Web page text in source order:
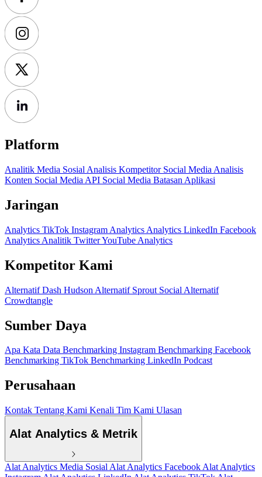
Platform
Analitik Media Sosial Analisis Kompetitor Social Media Analisis
Konten Social Media API Social Media Batasan Aplikasi
Jaringan
Analytics TikTok Instagram Analytics Analytics LinkedIn Facebook
Analytics Analitik TwitterYouTube Analytics
Kompetitor Kami
Alternatif Dash Hudson Alternatif Sprout Social Alternatif
Crowdtangle
Sumber Daya
Apa Kata Data Benchmarking Instagram Benchmarking Facebook
Benchmarking TikTok Benchmarking LinkedIn Podcast
Perusahaan
Kontak Tentang Kami Kenali Tim Kami Ulasan
Alat Analytics & Metrik
Alat Analytics Media Sosial Alat Analytics Facebook Alat Analytics